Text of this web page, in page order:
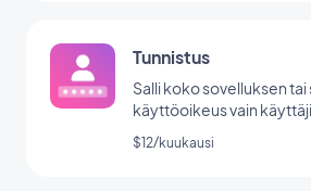
Tunnistus
Salli koko sovelluksen tai
käyttöoikeus vain
käyttäjätunnus/salasana.
$12/kuukausi